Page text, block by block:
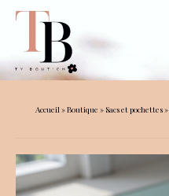
Accueil»Boutique » Sacs et pochettes»